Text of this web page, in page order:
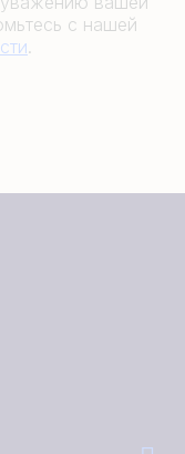
с нашей
.